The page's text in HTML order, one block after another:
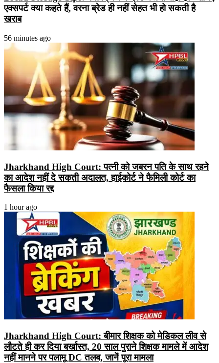
एक्सपर्ट क्या कहते हैं, वरना ब्रेड ही नहीं सेहत भी हो सकती है
खराब
56 minutes ago
Jharkhand High Court: पत्नी को जबरन पति के साथ रहने
का आदेश नहीं दे सकती अदालत, हाईकोर्ट ने फैमिली कोर्ट का
फैसला किया रद्द
1 hour ago
Jharkhand High Court: बीमार शिक्षक को मेडिकल लीव से
लौटते ही कर दिया बर्खास्त, 20 साल पुराने शिक्षक मामले में आदेश
नहीं मानने पर पलामू DC तलब, जानें पूरा मामला